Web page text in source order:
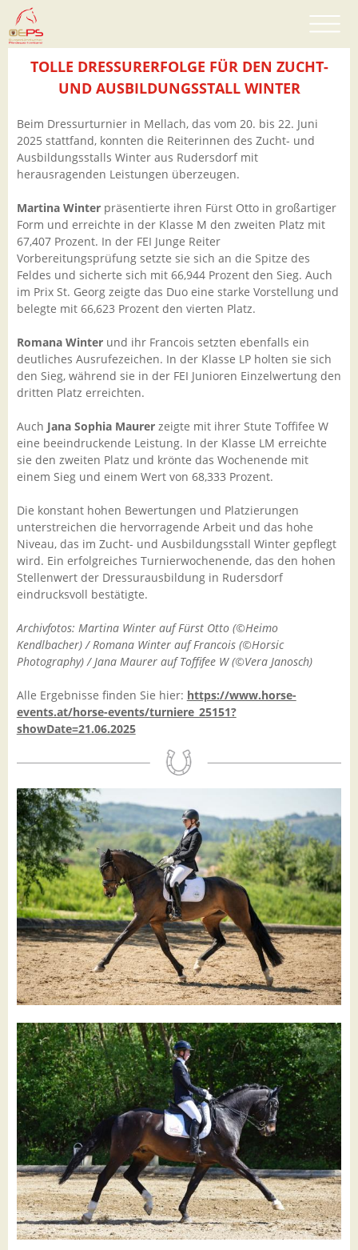
TOLLE DRESSURERFOLGE FÜR DEN ZUCHT-
UND AUSBILDUNGSSTALL WINTER
Beim Dressurturnier in Mellach, das vom 20. bis 22. Juni
2025 stattfand, konnten die Reiterinnen des Zucht- und
Ausbildungsstalls Winter aus Rudersdorf mit
herausragenden Leistungen überzeugen.
Martina Winterpräsentierte ihren Fürst Otto in großartiger
Form und erreichte in der Klasse M den zweiten Platz mit
67,407 Prozent. In der FEI Junge Reiter
Vorbereitungsprüfung setzte sie sich an die Spitze des
Feldes und sicherte sich mit 66,944 Prozent den Sieg. Auch
im Prix St. Georg zeigte das Duo eine starke Vorstellung und
belegte mit 66,623 Prozent den vierten Platz.
Romana Winter und ihr Francois setzten ebenfalls ein
deutliches Ausrufezeichen. In der Klasse LP holten sie sich
den Sieg, während sie in der FEI Junioren Einzelwertung den
dritten Platz erreichten.
Auch Jana Sophia Maurerzeigte mit ihrer Stute Toffifee W
eine beeindruckende Leistung. In der Klasse LM erreichte
sie den zweiten Platz und krönte das Wochenende mit
einem Sieg und einem Wert von 68,333 Prozent.
Die konstant hohen Bewertungen und Platzierungen
unterstreichen die hervorragende Arbeit und das hohe
Niveau, das im Zucht- und Ausbildungsstall Winter gepflegt
wird. Ein erfolgreiches Turnierwochenende, das den hohen
Stellenwert der Dressurausbildung in Rudersdorf
eindrucksvoll bestätigte.
Archivfotos: Martina Winter auf Fürst Otto (©Heimo
Kendlbacher) / Romana Winter auf Francois (©Horsic
Photography) / Jana Maurer auf Toffifee W (©Vera Janosch)
Alle Ergebnisse finden Sie hier: https://www.horse-
events.at/horse-events/turniere_25151?
showDate=21.06.2025